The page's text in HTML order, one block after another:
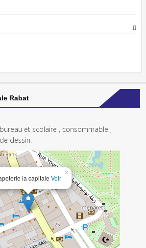
Rabat
et scolaire , consommable ,
dessin.
la capitale Voir
×